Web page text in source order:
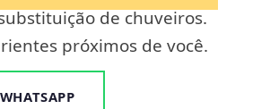
de chuveiros.
próximos de você.